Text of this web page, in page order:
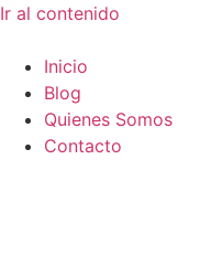
Ir al contenido
Inicio
Blog
Quienes Somos
Contacto